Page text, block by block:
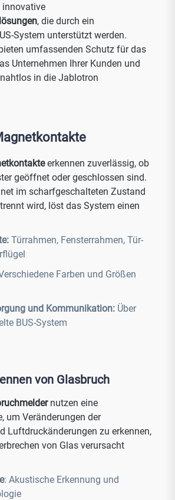
, die durch ein
System unterstützt werden.
umfassenden Schutz für das
Unternehmen Ihrer Kunden und
in die Jablotron
erkennen zuverlässig, ob
geöffnet oder geschlossen sind.
im scharfgeschalteten Zustand
wird, löst das System einen
Türrahmen, Fensterrahmen, Tür-
Farben und Größen
und Kommunikation: Über
BUS-System
von Glasbruch
nutzen eine
um Veränderungen der
Luftdruckänderungen zu erkennen,
von Glas verursacht
: Akustische Erkennung und